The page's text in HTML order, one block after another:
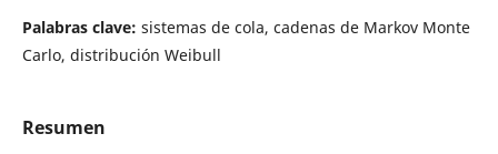
Palabras clave: sistemas de cola, cadenas de Markov Monte
Carlo, distribución Weibull
Resumen